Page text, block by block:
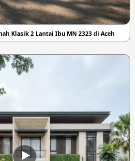
Klasik 2 Lantai Ibu MN 2323 di Aceh